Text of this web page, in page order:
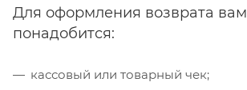
Для оформления возврата вам
понадобится:
кассовый или товарный чек;